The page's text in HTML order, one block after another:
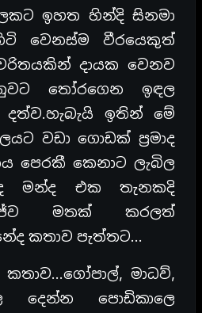
ඉහත හින්දි සිනමා
වෙනස්ම වීරයෙකුත්
දායක වෙනව
තෝරගෙන ඉඳල
ඉතින් මේ
වඩා ගොඩක් ප්‍රමාද
පෙරකී කෙනාට ලැබිල
මන්ද එක තැනකදි
මතක් කරලත්
කතාව පැත්තට…
මාධව්,
දෙන්න පොඩිකාලෙ